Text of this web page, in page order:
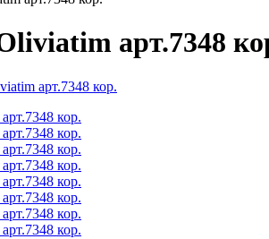
арт.7348